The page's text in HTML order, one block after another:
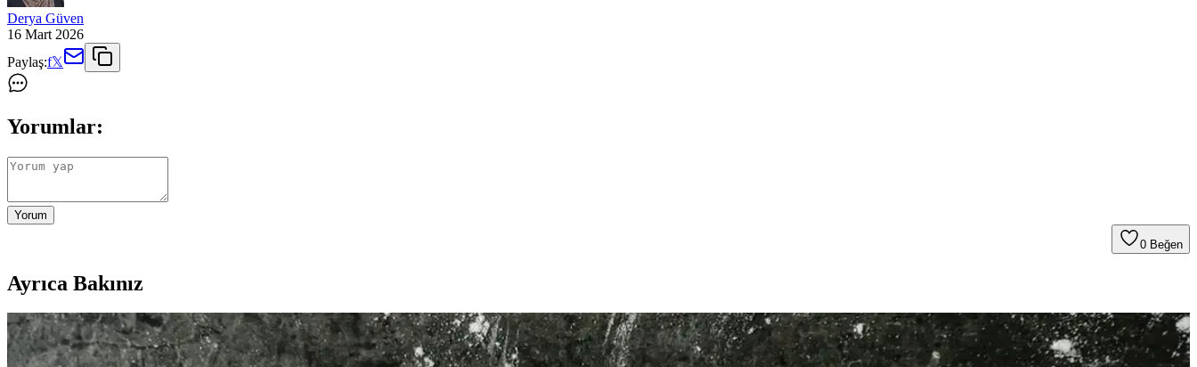
Derya Güven
16 Mart 2026
Paylaş:f𝕏
Yorumlar:
Yorum
0 Beğen
Ayrıca Bakınız
Yenilikçi C Vitamini Serumu: Güncel Trendler ve Cilt Bakımında Kullanım İpuçları